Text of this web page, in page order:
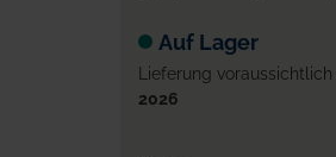
Auf Lager
Lieferung voraussichtlich
2026